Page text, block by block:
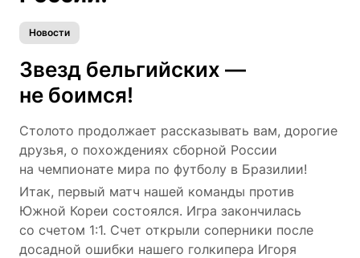
Новости
Звезд бельгийских —
не боимся!
Столото продолжает рассказывать вам, дорогие
друзья, о похождениях сборной России
на чемпионате мира по футболу в Бразилии!
Итак, первый матч нашей команды против
Южной Кореи состоялся. Игра закончилась
со счетом 1:1. Счет открыли соперники после
досадной ошибки нашего голкипера Игоря